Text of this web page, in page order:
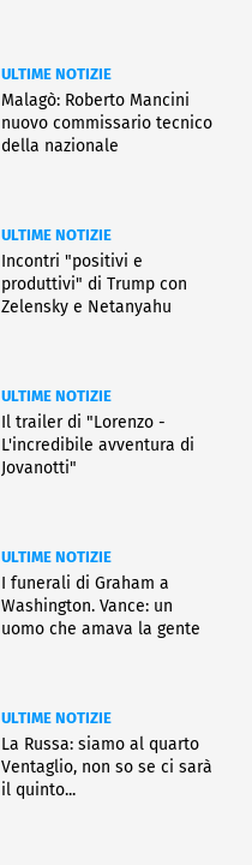
ULTIME NOTIZIE
Malagò: Roberto Mancini
nuovo commissario tecnico
della nazionale
ULTIME NOTIZIE
Incontri "positivi e
produttivi" di Trump con
Zelensky e Netanyahu
ULTIME NOTIZIE
Il trailer di "Lorenzo -
L'incredibile avventura di
Jovanotti"
ULTIME NOTIZIE
I funerali di Graham a
Washington. Vance: un
uomo che amava la gente
ULTIME NOTIZIE
La Russa: siamo al quarto
Ventaglio, non so se ci sarà
il quinto...